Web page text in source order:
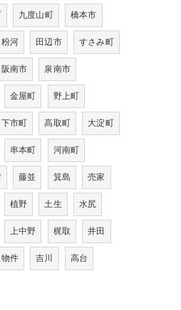
九度山町
橋本市
粉河 田辺市
すさみ町
阪南市
泉南市
金屋町
野上町
下市町 高取町
大淀町
串本町
河南町
藤並 箕島
売家
植野 土生
水尻
上中野 梶取
井田
件 吉川
高台